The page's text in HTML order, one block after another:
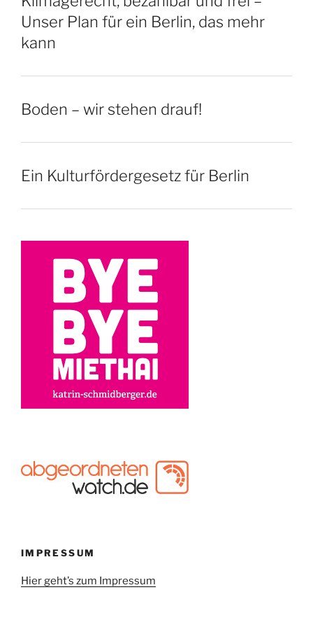
Unser Plan für ein Berlin, das mehr
kann
Boden – wir stehen drauf!
Ein Kulturfördergesetz für Berlin
IMPRESSUM
Hier geht’s zum Impressum